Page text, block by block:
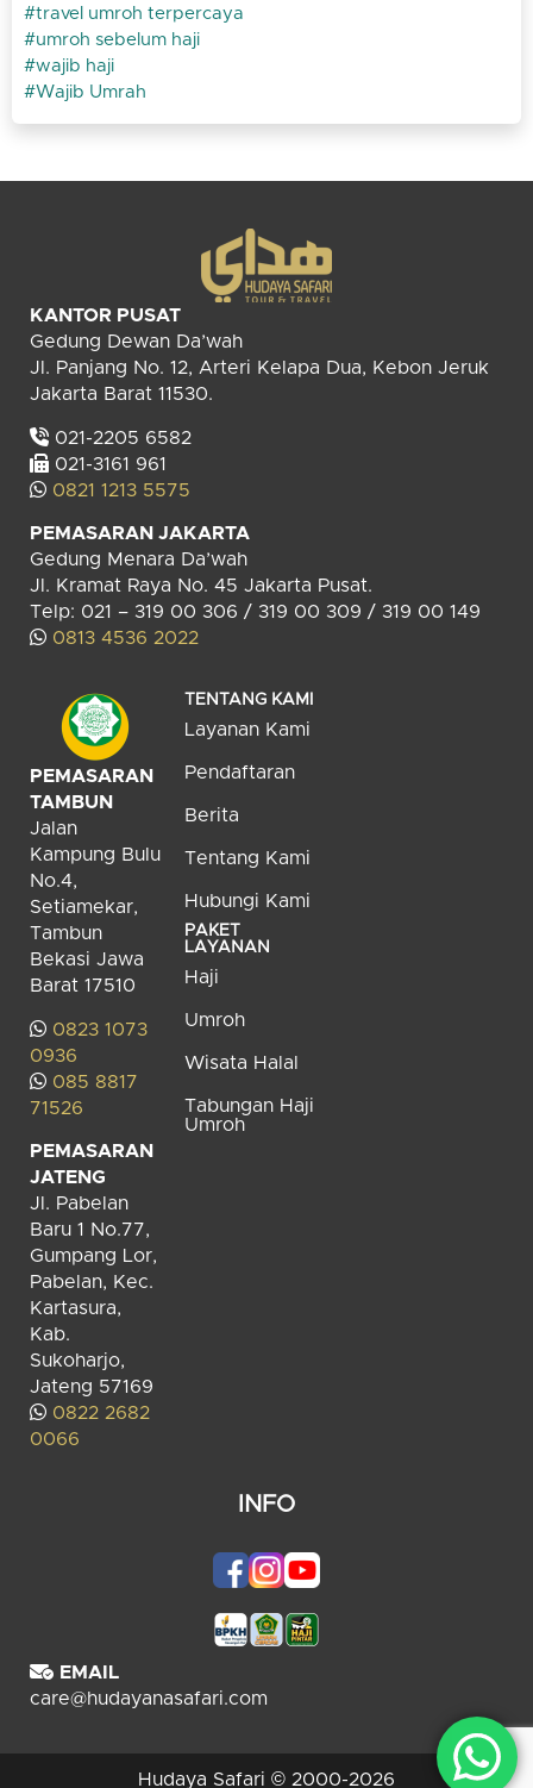
travel umroh terpercaya
umroh sebelum haji
wajib haji
Wajib Umrah
KANTOR PUSAT
Gedung Dewan Da’wah
Jl. Panjang No. 12, Arteri Kelapa Dua, Kebon Jeruk
Jakarta Barat 11530.
021-2205 6582
021-3161 961
0821 1213 5575
PEMASARAN JAKARTA
Gedung Menara Da’wah
Jl. Kramat Raya No. 45 Jakarta Pusat.
Telp: 021 – 319 00 306 / 319 00 309 / 319 00 149
0813 4536 2022
PEMASARAN
TAMBUN
Jalan
Kampung Bulu
No.4,
Setiamekar,
Tambun
Bekasi Jawa
Barat 17510
0823 1073
0936
085 8817
71526
PEMASARAN
JATENG
Jl. Pabelan
Baru 1 No.77,
Gumpang Lor,
Pabelan, Kec.
Kartasura,
Kab.
Sukoharjo,
Jateng 57169
0822 2682
0066
TENTANG KAMI
Layanan Kami
Pendaftaran
Berita
Tentang Kami
Hubungi Kami
PAKET
LAYANAN
Haji
Umroh
Wisata Halal
Tabungan Haji
Umroh
INFO
EMAIL
care@hudayanasafari.com
Hudaya Safari © 2000-2026